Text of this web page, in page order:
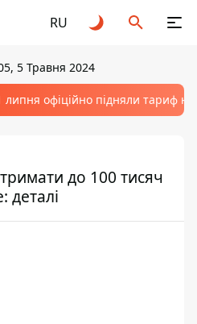
RU
5 Травня 2024
липня офіційно підняли тариф
до 100 тисяч
деталі